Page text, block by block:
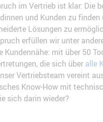
im Vertrieb ist klar: Die
und Kunden zu finden
Lösungen zu
erfüllen wir unter
Kundennähe: mit über 50
die sich über alle
Vertriebsteam vereint
Know-How mit
sich darin wieder?